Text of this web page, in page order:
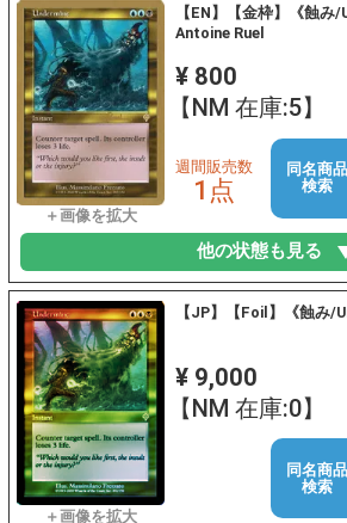
【EN】【金枠】《蝕み
Antoine Ruel
¥ 800
【NM 在庫:5】
週間販売数
1点
同名商品
検索
他の状態も見る
【JP】【Foil】《蝕み/
¥ 9,000
【NM 在庫:0】
同名商品
検索